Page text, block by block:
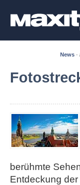
News·
berühmte
Entdeckung